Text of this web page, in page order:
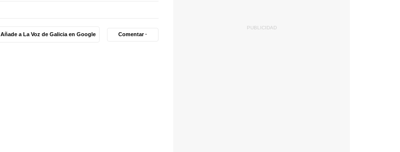
Añade a La Voz de Galicia en Google Comentar ·